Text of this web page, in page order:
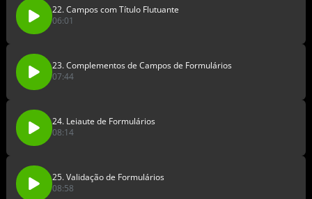
22. Campos com Título Flutuante
06:01
23. Complementos de Campos de Formulários
07:44
24. Leiaute de Formulários
08:14
25. Validação de Formulários
08:58